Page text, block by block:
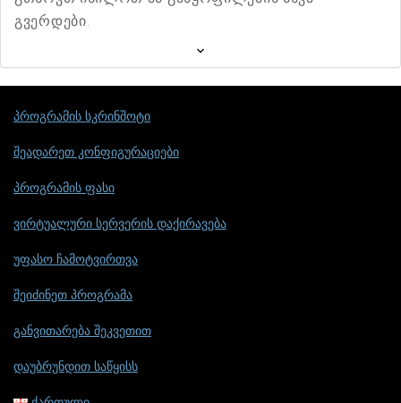
გვერდები.
პროგრამის სკრინშოტი
შეადარეთ კონფიგურაციები
პროგრამის ფასი
ვირტუალური სერვერის დაქირავება
უფასო ჩამოტვირთვა
შეიძინეთ პროგრამა
განვითარება შეკვეთით
დაუბრუნდით საწყისს